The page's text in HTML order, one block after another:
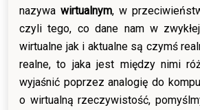
nazywa wirtualnym, w
czyli tego, co dane nam w
wirtualne jak i aktualne są czymś
realne, to jaka jest między nimi
wyjaśnić poprzez analogię do
o wirtualną rzeczywistość,